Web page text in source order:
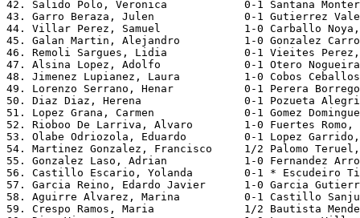
42. Salido Polo, Veronica            0-1 Santana
43. Garro Beraza, Julen              0-1 Gutierrez
44. Villar Perez, Samuel             1-0 Carballo Noya,
45. Galan Martin, Alejandro          1-0 Gonzalez
46. Remoli Sargues, Lidia            0-1 Vieites Perez,
47. Alsina Lopez, Adolfo             0-1 Otero
48. Jimenez Lupianez, Laura          1-0 Cobos
49. Lorenzo Serrano, Henar           0-1 Perera
50. Diaz Diaz, Herena                0-1 Pozueta
51. Lopez Grana, Carmen              0-1 Gomez
52. Rioboo De Larriva, Alvaro        1-0 Fuertes Romo,
53. Olabe Odriozola, Eduardo         0-1 Lopez
54. Martinez Gonzalez, Francisco     1/2 Palomo
55. Gonzalez Laso, Adrian            1-0 Fernandez
56. Castillo Escario, Yolanda        0-1 * Escudeiro
57. Garcia Reino, Edardo Javier      1-0 Garcia
58. Aguirre Alvarez, Marina          0-1 Castillo
59. Crespo Ramos, Maria              1/2 Bautista